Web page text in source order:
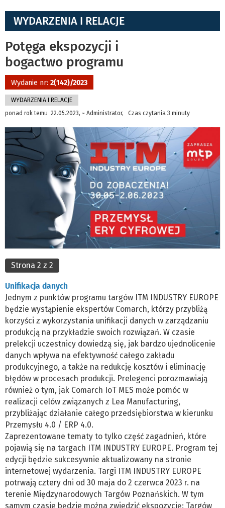
WYDARZENIA I RELACJE
Potęga ekspozycji i
bogactwo programu
Wydanie nr: 2(142)/2023
WYDARZENIA I RELACJE
ponad rok temu 22.05.2023, ~ Administrator, Czas czytania 3 minuty
Strona 2 z 2
Unifikacja danych
Jednym z punktów programu targów ITM INDUSTRY EUROPE
będzie wystąpienie ekspertów Comarch, którzy przybliżą
korzyści z wykorzystania unifikacji danych w zarządzaniu
produkcją na przykładzie swoich rozwiązań. W czasie
prelekcji uczestnicy dowiedzą się, jak bardzo ujednolicenie
danych wpływa na efektywność całego zakładu
produkcyjnego, a także na redukcję kosztów i eliminację
błędów w procesach produkcji. Prelegenci porozmawiają
również o tym, jak Comarch IoT MES może pomóc w
realizacji celów związanych z Lea Manufacturing,
przybliżając działanie całego przedsiębiorstwa w kierunku
Przemysłu 4.0 / ERP 4.0.
Zaprezentowane tematy to tylko część zagadnień, które
pojawią się na targach ITM INDUSTRY EUROPE. Program tej
edycji będzie sukcesywnie aktualizowany na stronie
internetowej wydarzenia. Targi ITM INDUSTRY EUROPE
potrwają cztery dni od 30 maja do 2 czerwca 2023 r. na
terenie Międzynarodowych Targów Poznańskich. W tym
samym czasie będzie można zwiedzić ekspozycję: Targów